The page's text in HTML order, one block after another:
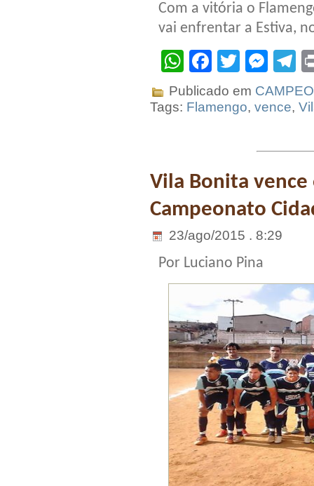
Com a vitória o
vai enfrentar a Estiva,
WhatsApp
Facebook
Twitter
Publicado em
Tags: Flamengo, vence,
Vila Bonita
Campeonato
23/ago/2015 . 8:29
Por Luciano Pina